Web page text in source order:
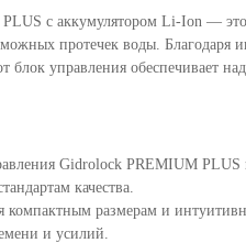
с аккумулятором Li-Ion —
протечек воды. Благодаря
блок управления обеспечивает
Gidrolock PREMIUM
качества.
компактным размерам и
и усилий.